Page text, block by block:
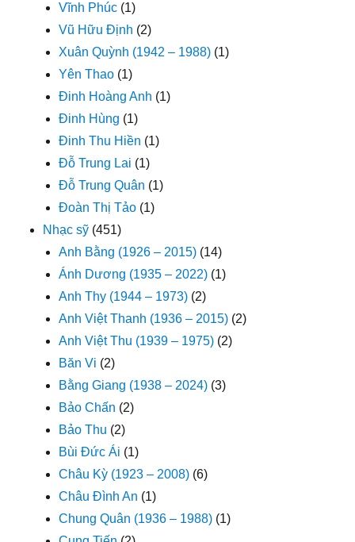
Vĩnh Phúc (1)
Vũ Hữu Định (2)
Xuân Quỳnh (1942 – 1988) (1)
Yên Thao (1)
Đinh Hoàng Anh (1)
Đinh Hùng (1)
Đinh Thu Hiền (1)
Đỗ Trung Lai (1)
Đỗ Trung Quân (1)
Đoàn Thị Tảo (1)
Nhạc sỹ (451)
Anh Bằng (1926 – 2015) (14)
Ánh Dương (1935 – 2022) (1)
Anh Thy (1944 – 1973) (2)
Anh Việt Thanh (1936 – 2015) (2)
Anh Việt Thu (1939 – 1975) (2)
Băn Vi (2)
Bằng Giang (1938 – 2024) (3)
Bảo Chấn (2)
Bảo Thu (2)
Bùi Đức Ái (1)
Châu Kỳ (1923 – 2008) (6)
Châu Đình An (1)
Chung Quân (1936 – 1988) (1)